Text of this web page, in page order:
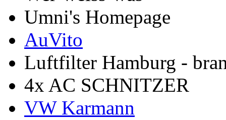
Umni's Homepage
AuVito
Luftfilter Hamburg -
4x AC SCHNITZER
VW Karmann